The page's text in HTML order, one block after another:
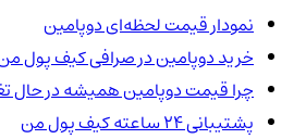
نمودار قیمت لحظه‌ای دوپامین
خرید دوپامین در صرافی کیف پول من
چرا قیمت دوپامین همیشه در حال
پشتیبانی ۲۴ ساعته کیف پول من